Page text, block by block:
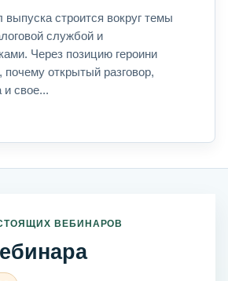
строится вокруг темы
службой и
Через позицию героини
почему открытый разговор,
и свое...
ВЕБИНАРОВ